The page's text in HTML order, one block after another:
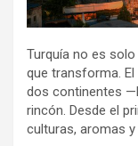
Turquía no es
que transforma.
dos continentes
rincón. Desde el
culturas, aromas